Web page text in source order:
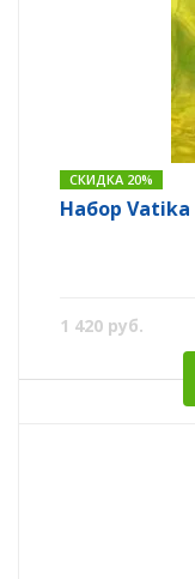
СКИДКА 20%
Набор Vatika
1 420 руб.